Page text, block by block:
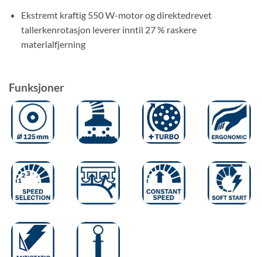
Ekstremt kraftig 550 W-motor og direktedrevet
tallerkenrotasjon leverer inntil 27 % raskere
materialfjerning
Funksjoner